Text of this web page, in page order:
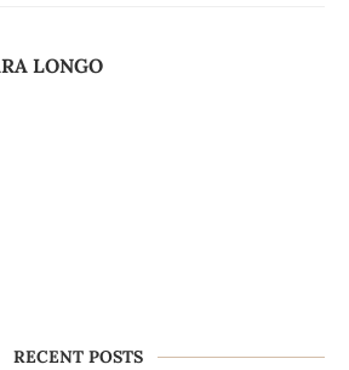
LONGO
RECENT POSTS